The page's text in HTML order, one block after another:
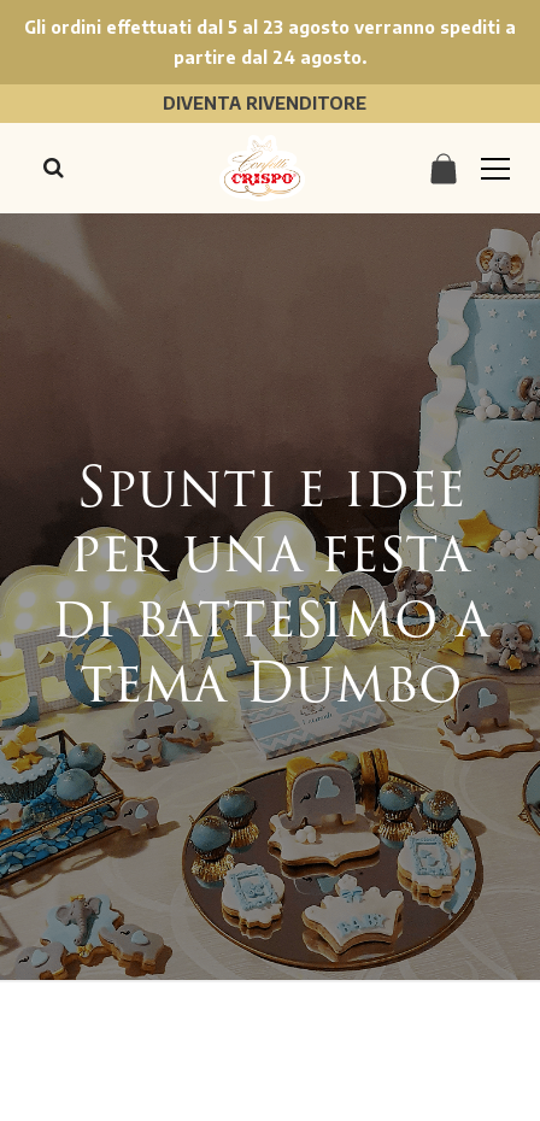
Gli ordini effettuati dal 5 al 23 agosto verranno spediti a
partire dal 24 agosto.
DIVENTA RIVENDITORE
Spunti e idee
per una festa
di battesimo a
tema Dumbo